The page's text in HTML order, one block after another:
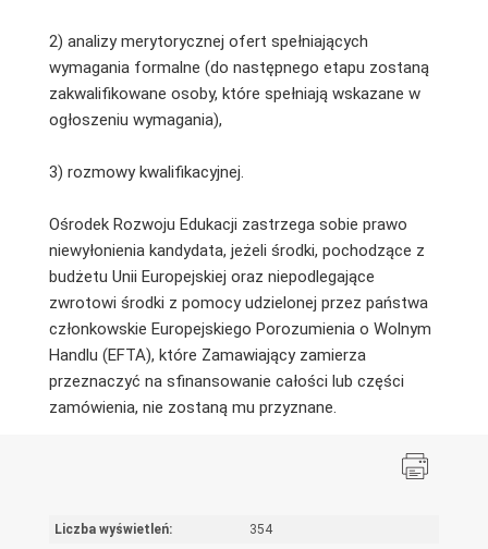
2) analizy merytorycznej ofert spełniających
wymagania formalne (do następnego etapu zostaną
zakwalifikowane osoby, które spełniają wskazane w
ogłoszeniu wymagania),
3) rozmowy kwalifikacyjnej.
Ośrodek Rozwoju Edukacji zastrzega sobie prawo
niewyłonienia kandydata, jeżeli środki, pochodzące z
budżetu Unii Europejskiej oraz niepodlegające
zwrotowi środki z pomocy udzielonej przez państwa
członkowskie Europejskiego Porozumienia o Wolnym
Handlu (EFTA), które Zamawiający zamierza
przeznaczyć na sfinansowanie całości lub części
zamówienia, nie zostaną mu przyznane.
Liczba wyświetleń:
354